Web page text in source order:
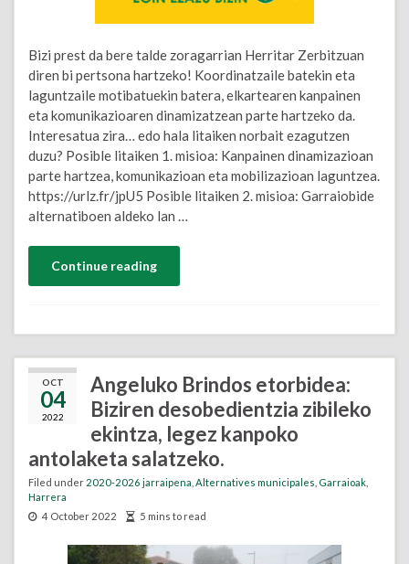
Bizi prest da bere talde zoragarrian Herritar Zerbitzuan
diren bi pertsona hartzeko! Koordinatzaile batekin eta
laguntzaile motibatuekin batera, elkartearen kanpainen
eta komunikazioaren dinamizatzean parte hartzeko da.
Interesatua zira… edo hala litaiken norbait ezagutzen
duzu? Posible litaiken 1. misioa: Kanpainen dinamizazioan
parte hartzea, komunikazioan eta mobilizazioan laguntzea.
https://urlz.fr/jpU5 Posible litaiken 2. misioa: Garraiobide
alternatiboen aldeko lan …
Continue reading
OCT
04
2022
Angeluko ​​Brindos etorbidea:
Biziren desobedientzia zibileko
ekintza, legez kanpoko
antolaketa salatzeko.
Filed under 2020-2026 jarraipena Alternatives municipales Garraioak
Harrera
4 October 2022
5 mins to read